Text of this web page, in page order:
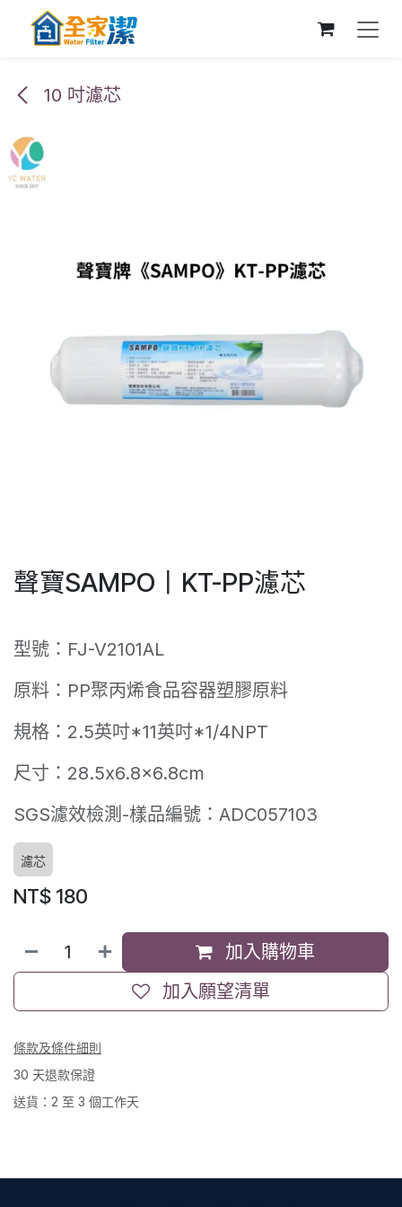
跳至內容
10 吋濾芯
聲寶SAMPO丨KT-PP濾芯
型號：FJ-V2101AL
原料：PP聚丙烯食品容器塑膠原料
規格：2.5英吋*11英吋*1/4NPT
尺寸：28.5x6.8x6.8cm
SGS濾效檢測-樣品編號：ADC057103
濾芯
NT$ 180
加入購物車
加入願望清單
條款及條件細則
30 天退款保證
送貨：2 至 3 個工作天